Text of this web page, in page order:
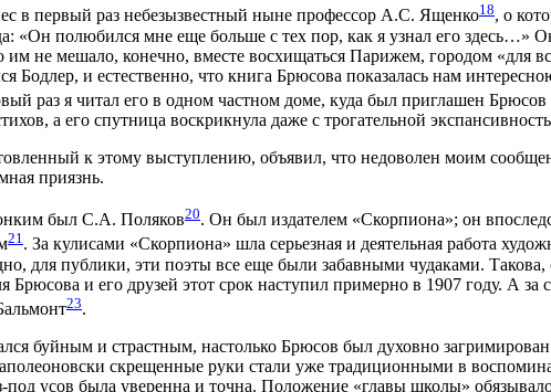
в первый раз небезызвестный ныне профессор А.С. Ященко18, о
«Он полюбился мне еще больше с тех пор, как я узнал его здесь…»
им не мешало, конечно, вместе восхищаться Парижем, городом «для
и естественно, что книга Брюсова показалась нам
раз я читал его в одном частном доме, куда был приглашен
а его спутница воскрикнула даже с трогательной
к этому выступлению, объявил, что недоволен моим
приязнь.
был С.А. Поляков20. Он был издателем «Скорпиона»; он
21. За кулисами «Скорпиона» шла серьезная и деятельная работа
для публики, эти поэты все еще были забавными чудаками.
и его друзей этот срок наступил примерно в 1907 году. А за
23.
буйным и страстным, настолько Брюсов был духовно
скрещенные руки стали уже традиционными в
усов была уверенна и точна. Положение «главы школы»